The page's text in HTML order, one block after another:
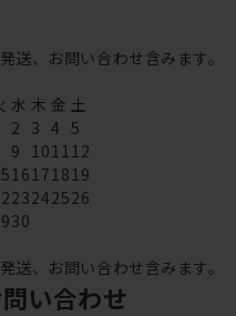
送、お問い合わせ含みます。
水 木 金 土
2 3 4 5
9 101112
16171819
23242526
30
送、お問い合わせ含みます。
い合わせ